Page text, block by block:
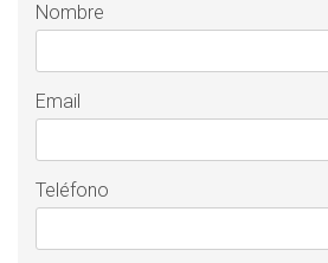
Nombre
Email
Teléfono